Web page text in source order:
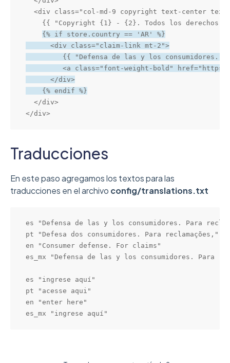
<div class="col-md-9 copyright text-center
{{ "Copyright {1} - {2}. Todos los derechos
{% if store.country == 'AR' %}
      <div class="claim-link mt-2">
{{ "Defensa de las y los consumidores.
<a class="font-weight-bold"
      </div>
    {% endif %}
  </div>
</div>
Traducciones
En este paso agregamos los textos para las
traducciones en el archivo config/translations.txt
es "Defensa de las y los consumidores. Para
pt "Defesa dos consumidores. Para reclamações,"
en "Consumer defense. For claims"
es_mx "Defensa de las y los consumidores. Para
es "ingrese aquí"
pt "acesse aqui"
en "enter here"
es_mx "ingrese aquí"